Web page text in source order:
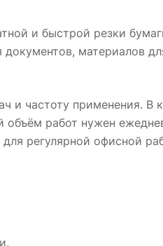
и быстрой резки
материалов
и частоту применения.
объём работ нужен
регулярной офисной